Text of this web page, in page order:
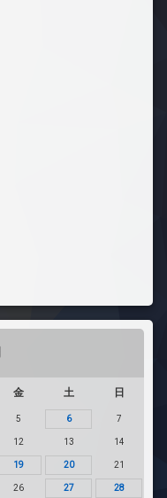
金 土 日
5 6 7
12 13 14
19 20 21
26 27 28